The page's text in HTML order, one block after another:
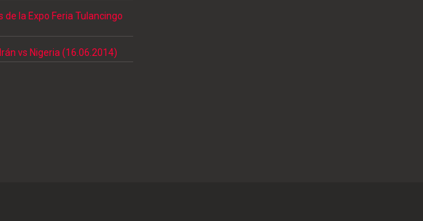
de la Expo Feria Tulancingo
vs Nigeria (16.06.2014)